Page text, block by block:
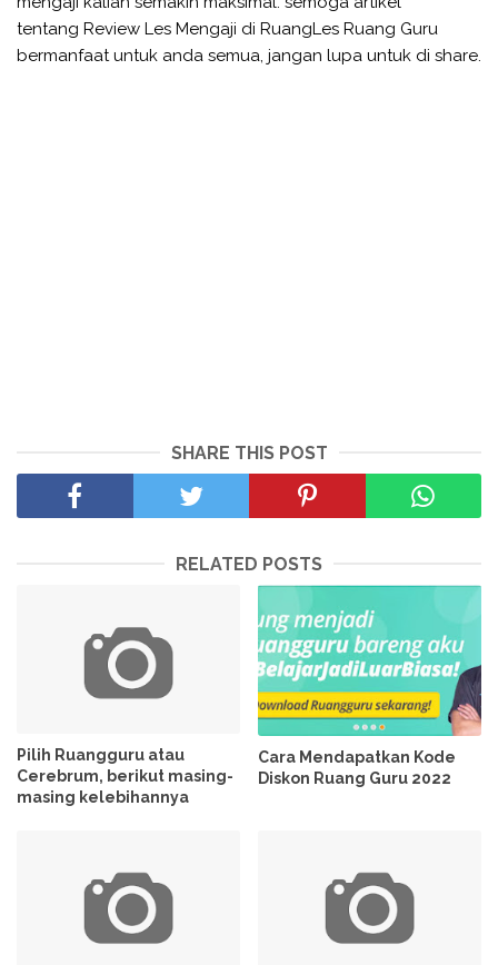
tentang Review Les Mengaji di RuangLes Ruang Guru
bermanfaat untuk anda semua, jangan lupa untuk di share.
SHARE THIS POST
RELATED POSTS
Pilih Ruangguru atau
Cerebrum, berikut masing-
masing kelebihannya
Cara Mendapatkan Kode
Diskon Ruang Guru 2022